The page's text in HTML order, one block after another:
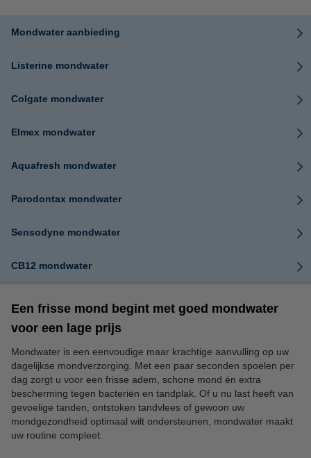
Mondwater aanbieding
Listerine mondwater
Colgate mondwater
Elmex mondwater
Aquafresh mondwater
Parodontax mondwater
Sensodyne mondwater
CB12 mondwater
Een frisse mond begint met goed mondwater
voor een lage prijs
Mondwater is een eenvoudige maar krachtige aanvulling op uw
dagelijkse mondverzorging. Met een paar seconden spoelen per
dag zorgt u voor een frisse adem, schone mond én extra
bescherming tegen bacteriën en tandplak. Of u nu last heeft van
gevoelige tanden, ontstoken tandvlees of gewoon uw
mondgezondheid optimaal wilt ondersteunen, mondwater maakt
uw routine compleet.